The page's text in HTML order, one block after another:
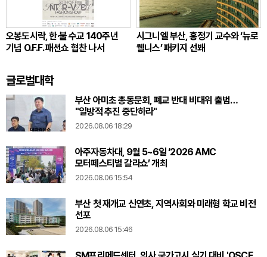
오봉도시락, 한·불 수교 140주년
기념 O.F.F. 패션쇼 협찬 나서
시그니엘 부산, 홍정기 교수와 ‘뉴로
웰니스’ 패키지 선봬
글로벌대학
부산 아미초 총동문회, 폐교 반대 비대위 출범…
"일방적 추진 중단하라"
2026.08.06 18:29
아주자동차대, 9월 5~6일 ‘2026 AMC
모터페스티벌 갈라쇼’ 개최
2026.08.06 15:54
부산 첫 재개교 신연초, 지역사회와 미래형 학교 비전
선포
2026.08.06 15:46